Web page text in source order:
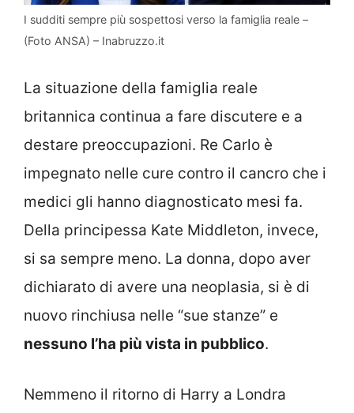
I sudditi sempre più sospettosi verso la famiglia reale –
(Foto ANSA) – Inabruzzo.it
La situazione della famiglia reale
britannica continua a fare discutere e a
destare preoccupazioni. Re Carlo è
impegnato nelle cure contro il cancro che i
medici gli hanno diagnosticato mesi fa.
Della principessa Kate Middleton, invece,
si sa sempre meno. La donna, dopo aver
dichiarato di avere una neoplasia, si è di
nuovo rinchiusa nelle “sue stanze” e
nessuno l’ha più vista in pubblico.
Nemmeno il ritorno di Harry a Londra